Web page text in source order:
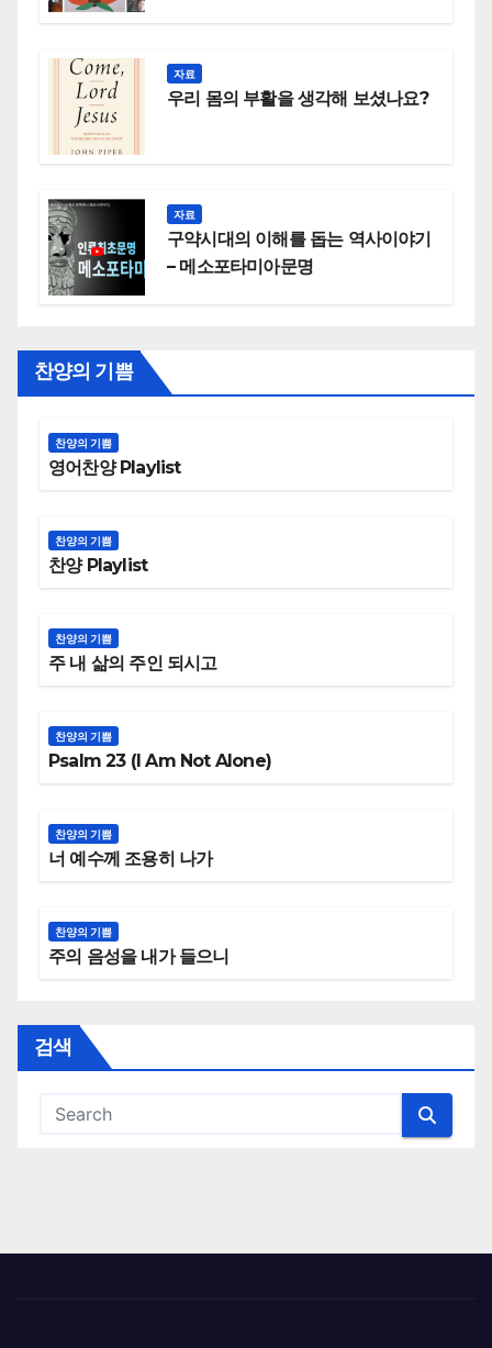
자료
우리 몸의 부활을 생각해 보셨나요?
자료
구약시대의 이해를 돕는 역사이야기
– 메소포타미아문명
찬양의 기쁨
찬양의 기쁨
영어찬양 Playlist
찬양의 기쁨
찬양 Playlist
찬양의 기쁨
주 내 삶의 주인 되시고
찬양의 기쁨
Psalm 23 (I Am Not Alone)
찬양의 기쁨
너 예수께 조용히 나가
찬양의 기쁨
주의 음성을 내가 들으니
검색